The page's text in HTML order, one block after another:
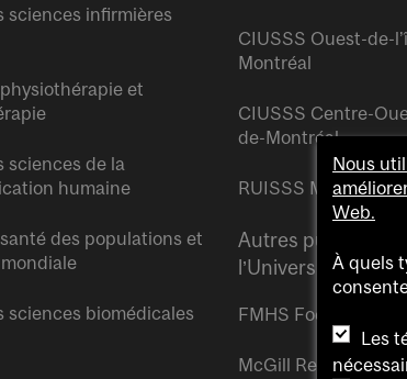
sciences infirmières
et
sciences de la
humaine
des populations et
sciences biomédicales
CIUSSS Ouest-de-
Montréal
CIUSSS Centre-
de-Montréal
RUISSS McGill
Autres publications
l’Université McGill
FMHS Focus
McGill Reporter
Nous
Web.
À quels
Les